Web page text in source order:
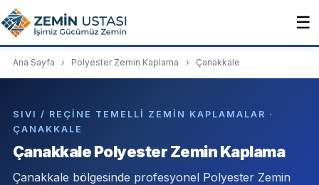
☰
Ana Sayfa › Polyester Zemin Kaplama › Çanakkale
SIVI / REÇINE TEMELLI ZEMIN KAPLAMALAR ·
ÇANAKKALE
Çanakkale Polyester Zemin Kaplama
Çanakkale bölgesinde profesyonel Polyester Zemin